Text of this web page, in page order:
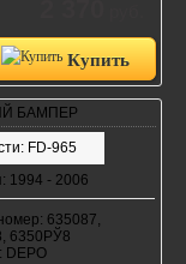
Купить
БАМПЕР
FD-965
1994 - 2006
635087,
6350РЎ8
DEPO